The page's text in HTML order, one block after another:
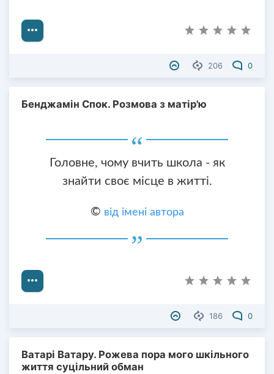
206 0
Бенджамін Спок. Розмова з матір'ю
Головне, чому вчить школа - як
знайти своє місце в житті.
© від імені автора
186 0
Ватарі Ватару. Рожева пора мого шкільного
життя суцільний обман